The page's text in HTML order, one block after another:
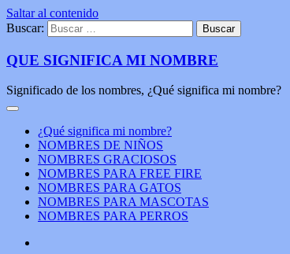
Saltar al contenido
Buscar:
QUE SIGNIFICA MI NOMBRE
Significado de los nombres, ¿Qué significa mi nombre?
¿Qué significa mi nombre?
NOMBRES DE NIÑOS
NOMBRES GRACIOSOS
NOMBRES PARA FREE FIRE
NOMBRES PARA GATOS
NOMBRES PARA MASCOTAS
NOMBRES PARA PERROS